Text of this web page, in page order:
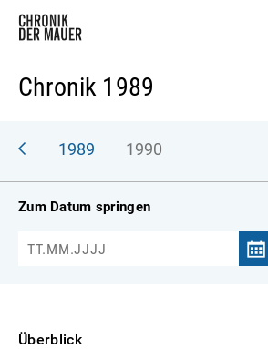
Chronik 1989
1989 1990
Zum Datum springen
Überblick